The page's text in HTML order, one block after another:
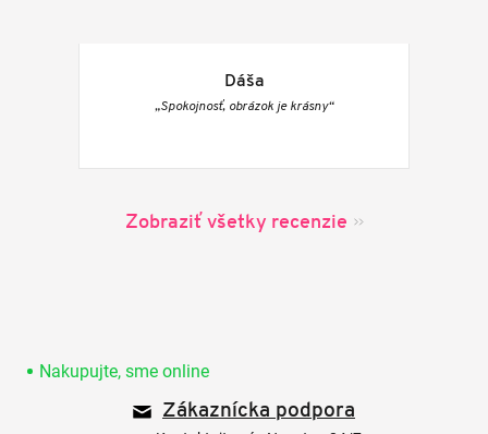
Dáša
„Spokojnosť, obrázok je krásny“
Zobraziť všetky recenzie
Nakupujte, sme online
Zákaznícka podpora